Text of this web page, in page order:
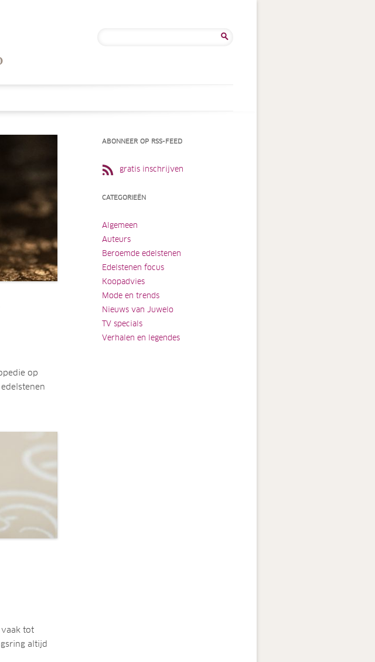
op
vaak tot
altijd
ABONNEER OP RSS-FEED
gratis inschrijven
CATEGORIEËN
Algemeen
Auteurs
Beroemde edelstenen
Edelstenen focus
Koopadvies
Mode en trends
Nieuws van Juwelo
TV specials
Verhalen en legendes